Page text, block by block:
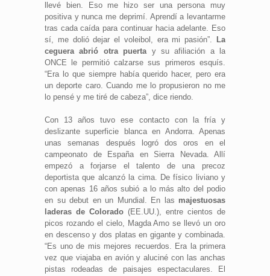
llevé bien. Eso me hizo ser una persona muy
positiva y nunca me deprimí. Aprendí a levantarme
tras cada caída para continuar hacia adelante. Eso
sí, me dolió dejar el voleibol, era mi pasión”.
La
ceguera abrió otra puertay su afiliación a la
ONCE le permitió calzarse sus primeros esquís.
“Era lo que siempre había querido hacer, pero era
un deporte caro. Cuando me lo propusieron no me
lo pensé y me tiré de cabeza”, dice riendo.
Con 13 años tuvo ese contacto con la fría y
deslizante superficie blanca en Andorra. Apenas
unas semanas después logró dos oros en el
campeonato de España en Sierra Nevada. Allí
empezó a forjarse el talento de una precoz
deportista que alcanzó la cima. De físico liviano y
con apenas 16 años subió a lo más alto del podio
en su debut en un Mundial. En las majestuosas
laderas de Colorado (EE.UU.), entre cientos de
picos rozando el cielo, Magda Amo se llevó un oro
en descenso y dos platas en gigante y combinada.
“Es uno de mis mejores recuerdos. Era la primera
vez que viajaba en avión y aluciné con las anchas
pistas rodeadas de paisajes espectaculares. El